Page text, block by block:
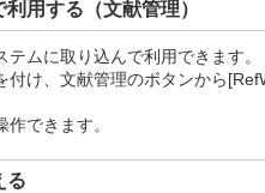
用する（文献管理）
ムに取り込んで利用できます。
付け、文献管理のボタンから
できます。
る